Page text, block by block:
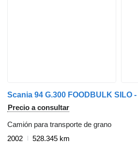
Precio a consultar
Camión para transporte de grano
2002
528.345 km